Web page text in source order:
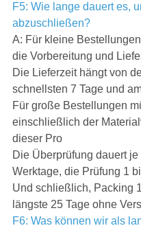
F5: Wie lange dauert es,
abzuschließen?
A: Für kleine
die Vorbereitung und
Die Lieferzeit hängt von
schnellsten 7 Tage und
Für große Bestellungen
einschließlich der
dieser Pro
Die Überprüfung dauert
Werktage, die Prüfung 1
Und schließlich, Packing
längste 25 Tage ohne
F6: Was können wir als